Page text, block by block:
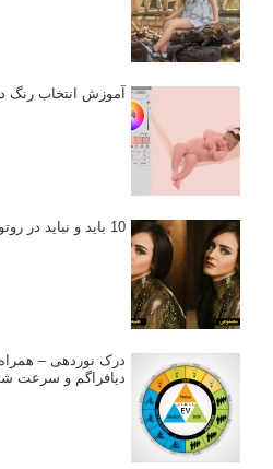
آموزش انتخاب رنگ
10 باید و نباید در روتوش عکس ها
دیافراگم و سرعت